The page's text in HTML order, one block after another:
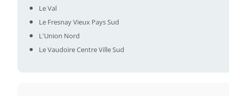
Le Val
Le Fresnay Vieux Pays Sud
L'Union Nord
Le Vaudoire Centre Ville Sud